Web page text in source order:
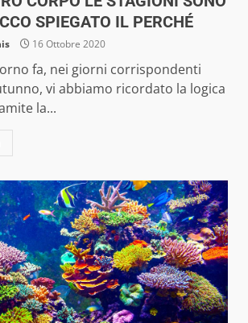
SPIEGATO IL PERCHÉ
16 Ottobre 2020
fa, nei giorni corrispondenti
vi abbiamo ricordato la logica
la...